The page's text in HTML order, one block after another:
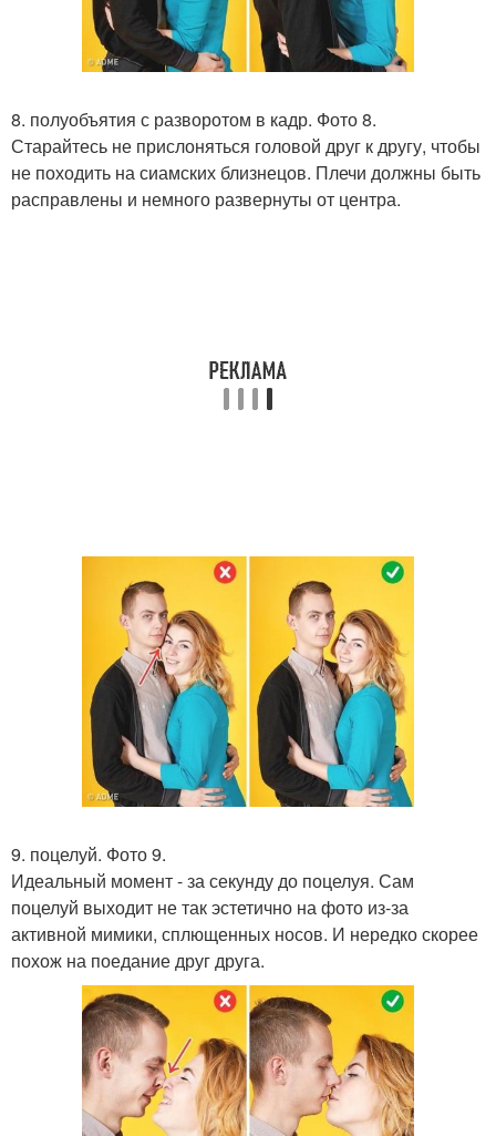
8. полуобъятия с разворотом в кадр. Фото 8.
Старайтесь не прислоняться головой друг к другу, чтобы
не походить на сиамских близнецов. Плечи должны быть
расправлены и немного развернуты от центра.
9. поцелуй. Фото 9.
Идеальный момент - за секунду до поцелуя. Сам
поцелуй выходит не так эстетично на фото из-за
активной мимики, сплющенных носов. И нередко скорее
похож на поедание друг друга.